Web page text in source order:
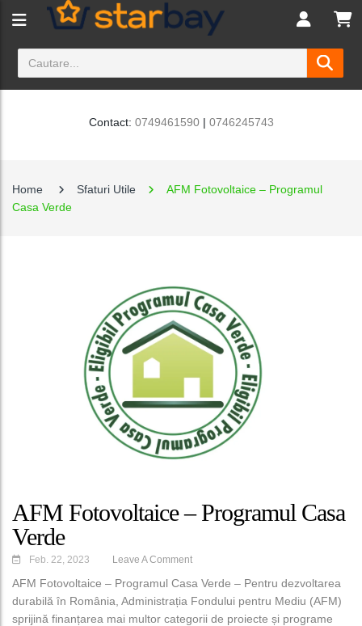
Contact: 0749461590| 0746245743
Home Sfaturi Utile
AFM Fotovoltaice – Programul
Casa Verde
AFM Fotovoltaice – Programul Casa
Verde
Feb. 22, 2023 Leave A Comment
AFM Fotovoltaice – Programul Casa Verde – Pentru dezvoltarea
durabilă în România, Administrația Fondului pentru Mediu (AFM)
sprijină finanțarea mai multor categorii de proiecte și programe